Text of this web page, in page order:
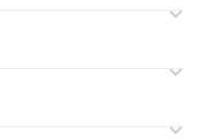
す。遅延の理由によるキャ
めご了承ください。
ので安心してお買い求め